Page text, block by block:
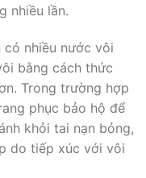
nhiều lần.
có nhiều nước vôi
bằng cách thức
Trong trường hợp
phục bảo hộ để
khỏi tai nạn bỏng,
do tiếp xúc với vôi